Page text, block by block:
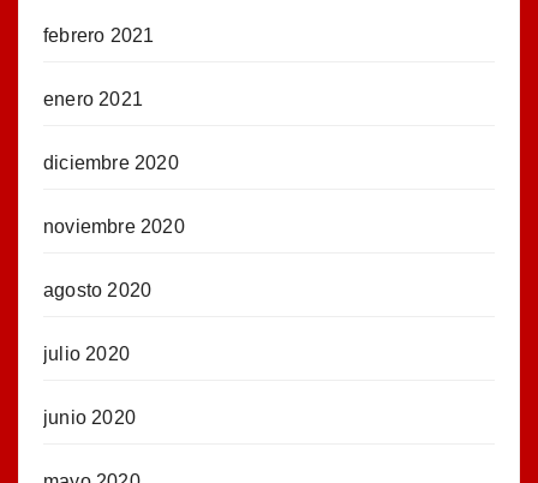
febrero 2021
enero 2021
diciembre 2020
noviembre 2020
agosto 2020
julio 2020
junio 2020